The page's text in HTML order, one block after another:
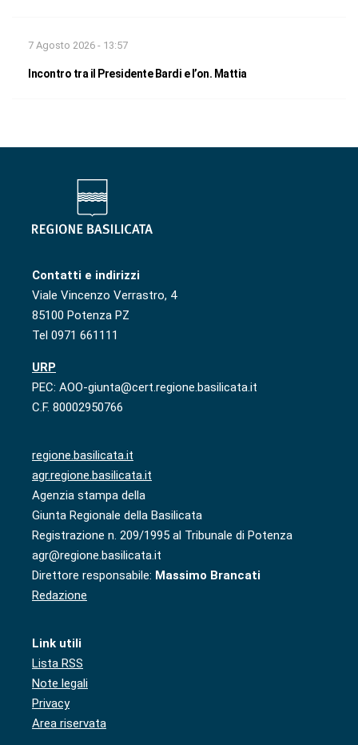
7 Agosto 2026 - 13:57
Incontro tra il Presidente Bardi e l’on. Mattia
Contatti e indirizzi
Viale Vincenzo Verrastro, 4
85100 Potenza PZ
Tel 0971 661111
URP
PEC: AOO-giunta@cert.regione.basilicata.it
C.F. 80002950766
regione.basilicata.it
agr.regione.basilicata.it
Agenzia stampa della
Giunta Regionale della Basilicata
Registrazione n. 209/1995 al Tribunale di Potenza
agr@regione.basilicata.it
Direttore responsabile: Massimo Brancati
Redazione
Link utili
Lista RSS
Note legali
Privacy
Area riservata